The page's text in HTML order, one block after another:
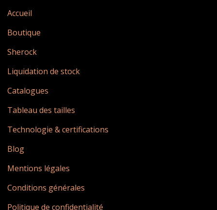
Accueil
Boutique
Sherock
Liquidation de stock
Catalogues
Tableau des tailles
Technologie & certifications
Blog
Mentions légales
Conditions générales
Politique de confidentialité